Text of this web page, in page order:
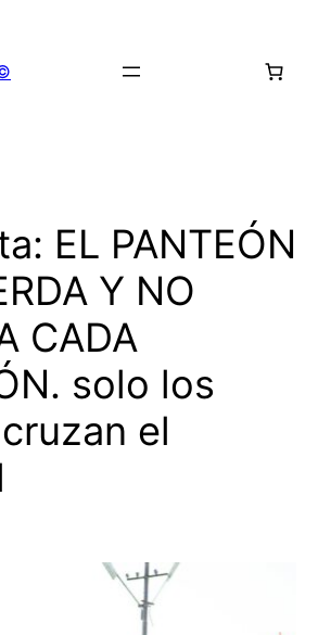
EL PANTEÓN
Y NO
CADA
solo los
el